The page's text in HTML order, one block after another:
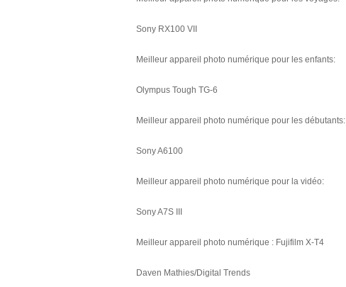
Sony RX100 VII
Meilleur appareil photo numérique pour les enfants:
Olympus Tough TG-6
Meilleur appareil photo numérique pour les débutants:
Sony A6100
Meilleur appareil photo numérique pour la vidéo:
Sony A7S III
Meilleur appareil photo numérique : Fujifilm X-T4
Daven Mathies/Digital Trends